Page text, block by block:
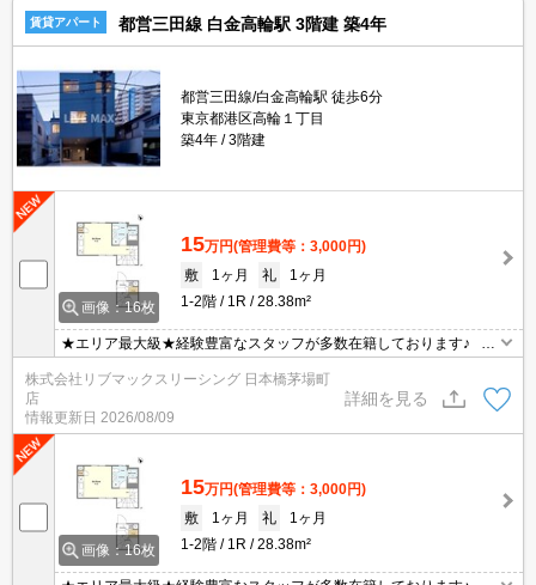
賃貸アパート 都営三田線 白金高輪駅 3階建 築4年
都営三田線/白金高輪駅 徒歩6分
東京都港区高輪１丁目
築4年
3階建
画像：16枚
15万円(管理費等：3,000円)
敷
1ヶ月 礼
1ヶ月
1-2階
1R 28.38m²
★エリア最大級★経験豊富なスタッフが多数在籍しております♪ 初
期費用クレジット支払可能！オンライン内覧・オンライン契約等弊
社に一度も来店せずとも問題ありません♪弊社ではネットに掲載され
ている物件も全てご紹介可能になりますので気になる物件は全て申
し付けください★
株式会社リブマックスリーシング 日本橋茅場町
店
情報更新日 2026/08/09
詳細を見る
画像：16枚
15万円(管理費等：3,000円)
敷
1ヶ月 礼
1ヶ月
1-2階
1R 28.38m²